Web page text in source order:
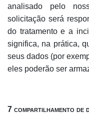
analisado pelo
solicitação será
do tratamento e a
significa, na prática,
seus dados (por
eles poderão ser
7 compartilhamento de